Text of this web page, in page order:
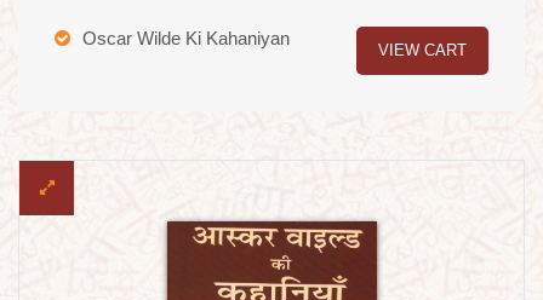
Oscar Wilde Ki Kahaniyan
VIEW CART